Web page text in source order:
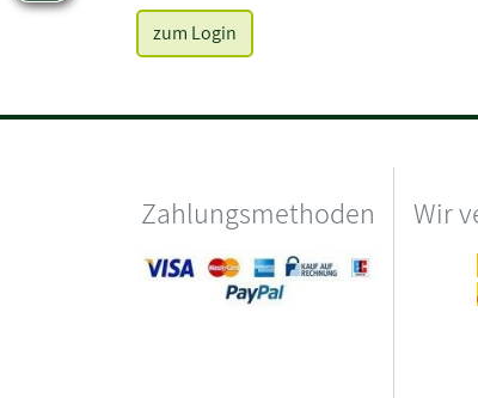
zum Login
Zahlungsmethoden Wir